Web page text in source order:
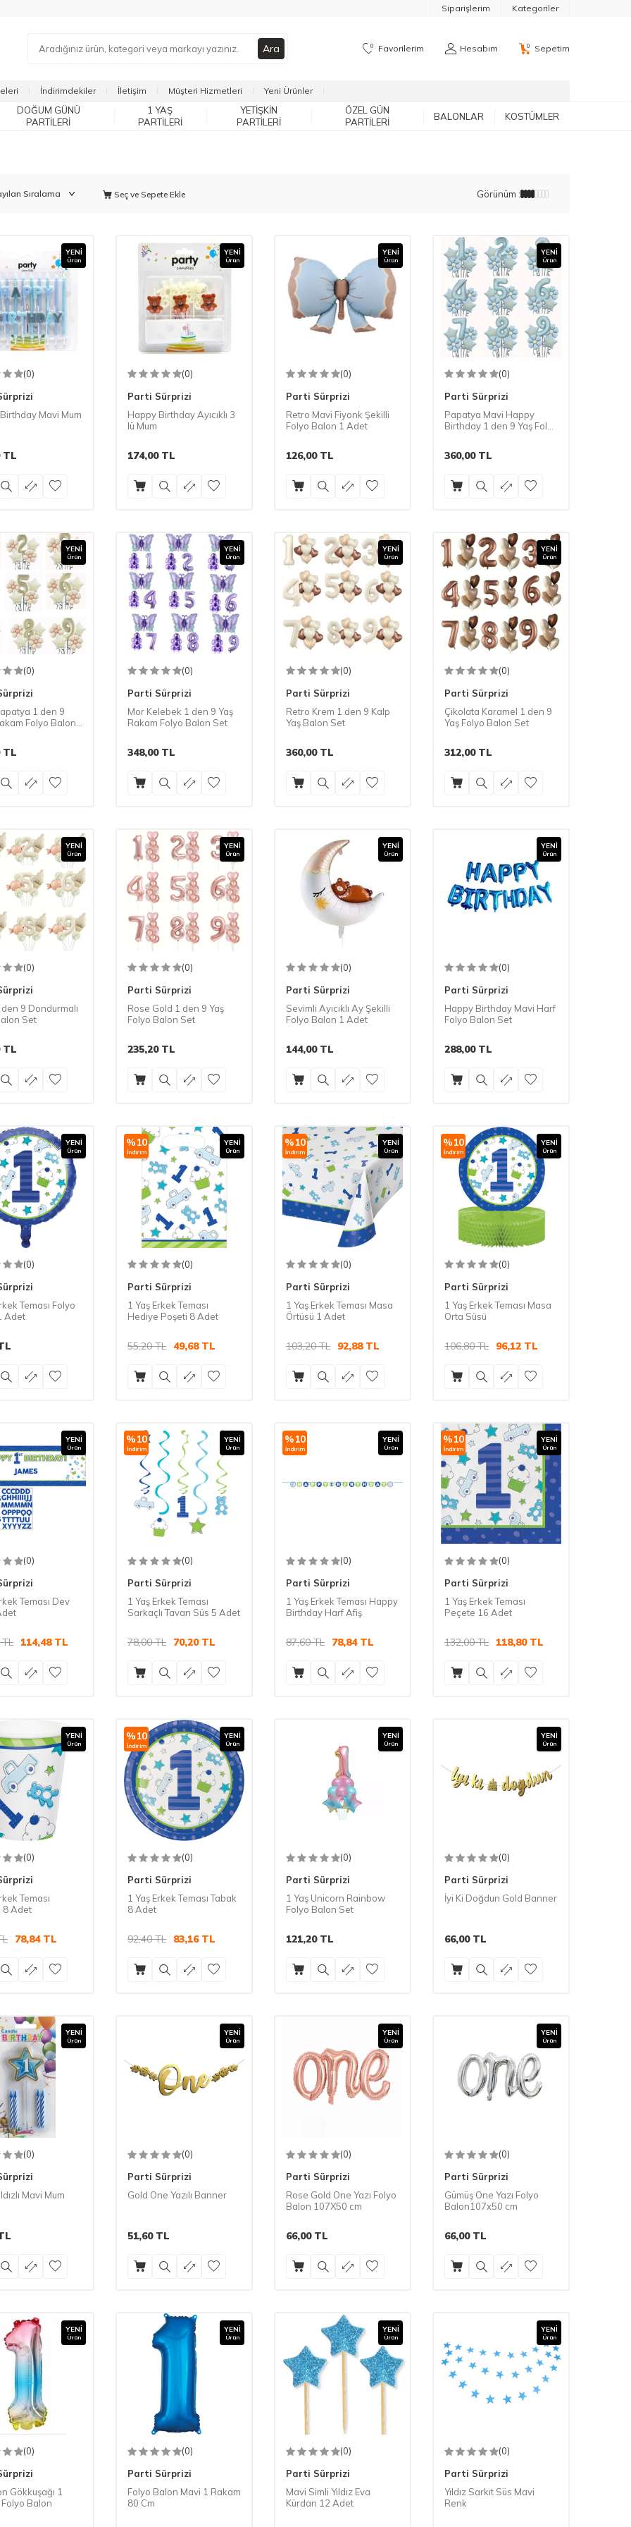
Siparişlerim Kategoriler
Ara 0 Favorilerim Hesabım 0 Sepetim
İndirimdekiler İletişim Müşteri Hizmetleri Yeni Ürünler
DOĞUM GÜNÜ
PARTILERI
1 YAŞ
PARTILERI
YETIŞKIN
PARTILERI
ÖZEL GÜN
PARTILERI
BALONLAR KOSTÜMLER
Seç ve Sepete Ekle Görünüm :
YENI
Ürün
(0)
Mavi Mum
TL
YENI
Ürün
(0)
Parti Sürprizi
Happy Birthday Ayıcıklı 3
lü Mum
174,00TL
YENI
Ürün
(0)
Parti Sürprizi
Retro Mavi Fiyonk Şekilli
Folyo Balon 1 Adet
126,00TL
YENI
Ürün
(0)
Parti Sürprizi
Papatya Mavi Happy
Birthday 1 den 9 Yaş Folyo
360,00TL
YENI
Ürün
(0)
1 den 9
Folyo Balon
TL
YENI
Ürün
(0)
Parti Sürprizi
Mor Kelebek 1 den 9 Yaş
Rakam Folyo Balon Set
348,00TL
YENI
Ürün
(0)
Parti Sürprizi
Retro Krem 1 den 9 Kalp
Yaş Balon Set
360,00TL
YENI
Ürün
(0)
Parti Sürprizi
Çikolata Karamel 1 den 9
Yaş Folyo Balon Set
312,00TL
YENI
Ürün
(0)
9 Dondurmalı
Set
TL
YENI
Ürün
(0)
Parti Sürprizi
Rose Gold 1 den 9 Yaş
Folyo Balon Set
235,20TL
YENI
Ürün
(0)
Parti Sürprizi
Sevimli Ayıcıklı Ay Şekilli
Folyo Balon 1 Adet
144,00TL
YENI
Ürün
(0)
Parti Sürprizi
Happy Birthday Mavi Harf
Folyo Balon Set
288,00TL
YENI
Ürün
(0)
Teması Folyo
Adet
%10
İndirim
YENI
Ürün
(0)
Parti Sürprizi
1 Yaş Erkek Teması
Hediye Poşeti 8 Adet
55,20TL 49,68TL
%10
İndirim
YENI
Ürün
(0)
Parti Sürprizi
1 Yaş Erkek Teması Masa
Örtüsü 1 Adet
103,20TL 92,88TL
%10
İndirim
YENI
Ürün
(0)
Parti Sürprizi
1 Yaş Erkek Teması Masa
Orta Süsü
106,80TL 96,12 TL
YENI
Ürün
(0)
Teması Dev
TL 114,48TL
%10
İndirim
YENI
Ürün
(0)
Parti Sürprizi
1 Yaş Erkek Teması
Sarkaçlı Tavan Süs 5 Adet
78,00TL 70,20TL
%10
İndirim
YENI
Ürün
(0)
Parti Sürprizi
1 Yaş Erkek Teması Happy
Birthday Harf Afiş
87,60TL 78,84TL
%10
İndirim
YENI
Ürün
(0)
Parti Sürprizi
1 Yaş Erkek Teması
Peçete 16 Adet
132,00TL 118,80TL
YENI
Ürün
(0)
Teması
8 Adet
78,84TL
%10
İndirim
YENI
Ürün
(0)
Parti Sürprizi
1 Yaş Erkek Teması Tabak
8 Adet
92,40TL 83,16TL
YENI
Ürün
(0)
Parti Sürprizi
1 Yaş Unicorn Rainbow
Folyo Balon Set
121,20TL
YENI
Ürün
(0)
Parti Sürprizi
İyi Ki Doğdun Gold Banner
66,00TL
YENI
Ürün
(0)
Mavi Mum
YENI
Ürün
(0)
Parti Sürprizi
Gold One Yazılı Banner
51,60TL
YENI
Ürün
(0)
Parti Sürprizi
Rose Gold One Yazı Folyo
Balon 107X50 cm
66,00TL
YENI
Ürün
(0)
Parti Sürprizi
Gümüş One Yazı Folyo
Balon107x50 cm
66,00TL
YENI
Ürün
(0)
Gökkuşağı 1
Balon
YENI
Ürün
(0)
Parti Sürprizi
Folyo Balon Mavi 1 Rakam
80 Cm
YENI
Ürün
(0)
Parti Sürprizi
Mavi Simli Yıldız Eva
Kürdan 12 Adet
YENI
Ürün
(0)
Parti Sürprizi
Yıldız Sarkıt Süs Mavi
Renk